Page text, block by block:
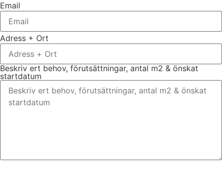
Email
Adress + Ort
Beskriv ert behov, förutsättningar, antal m2 & önskat
startdatum